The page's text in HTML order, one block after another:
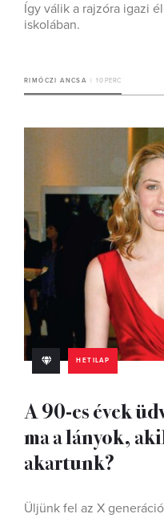
Így válik a rajzóra igazi
iskolában.
RIMÓCZI ANCSA 10 PERC
HETILAP
A 90-es évek
ma a lányok,
akartunk?
Üljünk fel az X